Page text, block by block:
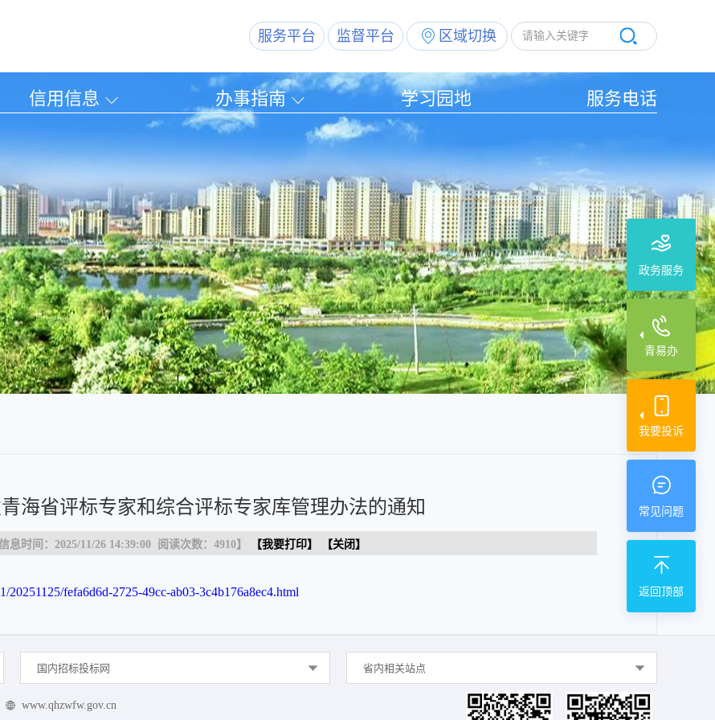
服务平台 监督平台 区域切换
信用信息 办事指南 学习园地 服务电话
政务服务
青易办
我要投诉
常见问题
返回顶部
海省评标专家和综合评标专家库管理办法的通知
信息时间：2025/11/26 14:39:00 阅读次数： 4910】 【我要打印】 【关闭 】
fefa6d6d-2725-49cc-ab03-3c4b176a8ec4.html
国内招标投标网 省内相关站点
www.qhzwfw.gov.cn